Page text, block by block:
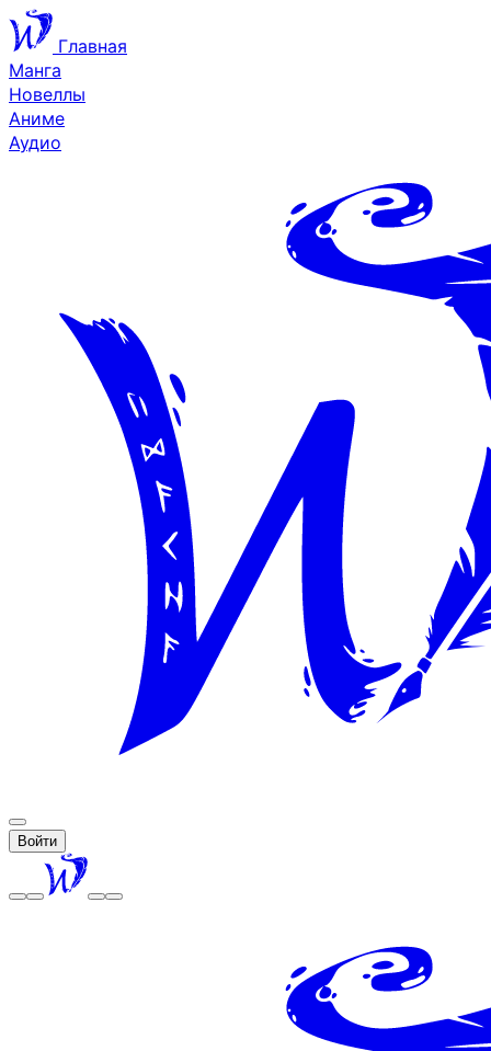
Главная
Манга
Новеллы
Аниме
Аудио
Войти